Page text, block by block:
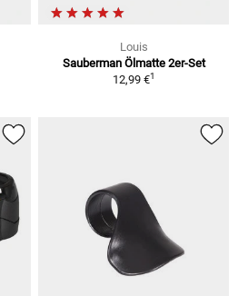
Louis
Sauberman Ölmatte 2er-Set
12,99 €1